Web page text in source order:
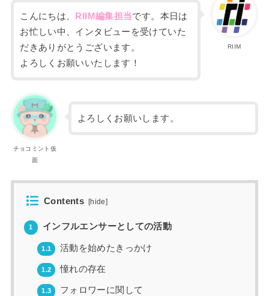
RIIM
こんにちは、 RIIM編集担当です。本日は
お忙しい中、インタビューを受けていた
だきありがとうございます。
よろしくお願いいたします！
チョコミント仮
面
よろしくお願いします。
Contents [hide]
1 インフルエンサーとしての活動
1.1 活動を始めたきっかけ
1.2 憧れの存在
1.3 フォロワーに関して